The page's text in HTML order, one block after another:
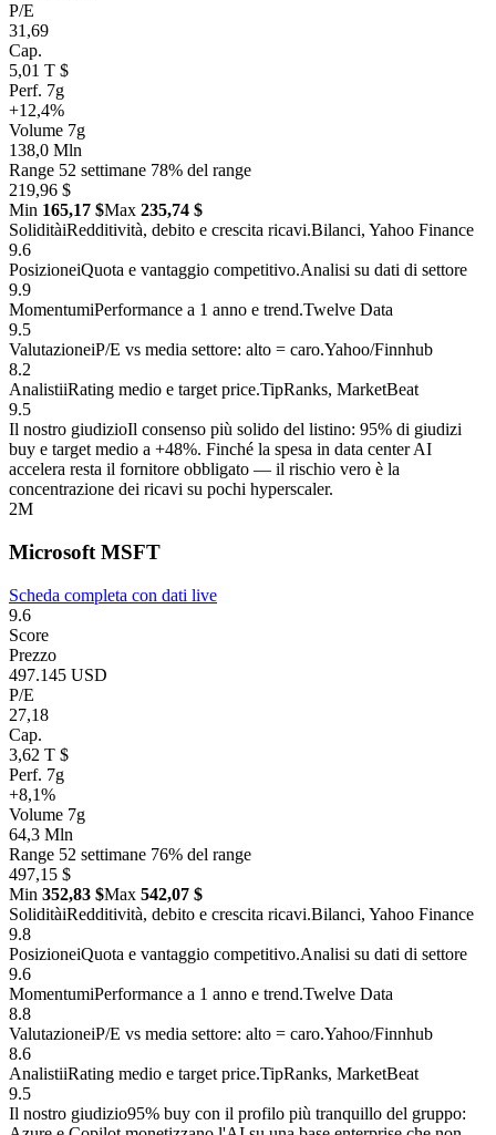
P/E
31,69
Cap.
5,01 T $
Perf. 7g
+12,4%
Volume 7g
138,0 Mln
Range 52 settimane 78% del range
219,96 $
Min 165,17 $Max 235,74 $
SoliditàiRedditività, debito e crescita ricavi.Bilanci, Yahoo Finance
9.6
PosizioneiQuota e vantaggio competitivo.Analisi su dati di settore
9.9
MomentumiPerformance a 1 anno e trend.Twelve Data
9.5
ValutazioneiP/E vs media settore: alto = caro.Yahoo/Finnhub
8.2
AnalistiiRating medio e target price.TipRanks, MarketBeat
9.5
Il nostro giudizioIl consenso più solido del listino: 95% di giudizi
buy e target medio a +48%. Finché la spesa in data center AI
accelera resta il fornitore obbligato — il rischio vero è la
concentrazione dei ricavi su pochi hyperscaler.
2M
Microsoft MSFT
Scheda completa con dati live
9.6
Score
Prezzo
497.145 USD
P/E
27,18
Cap.
3,62 T $
Perf. 7g
+8,1%
Volume 7g
64,3 Mln
Range 52 settimane 76% del range
497,15 $
Min 352,83 $Max 542,07 $
SoliditàiRedditività, debito e crescita ricavi.Bilanci, Yahoo Finance
9.8
PosizioneiQuota e vantaggio competitivo.Analisi su dati di settore
9.6
MomentumiPerformance a 1 anno e trend.Twelve Data
8.8
ValutazioneiP/E vs media settore: alto = caro.Yahoo/Finnhub
8.6
AnalistiiRating medio e target price.TipRanks, MarketBeat
9.5
Il nostro giudizio95% buy con il profilo più tranquillo del gruppo: